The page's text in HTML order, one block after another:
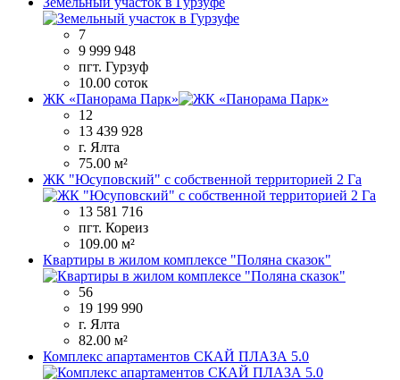
7
9 999 948
пгт. Гурзуф
10.00 соток
ЖК «Панорама Парк»
12
13 439 928
г. Ялта
75.00 м²
ЖК "Юсуповский" с собственной территорией 2 Га
13 581 716
пгт. Кореиз
109.00 м²
Квартиры в жилом комплексе "Поляна сказок"
56
19 199 990
г. Ялта
82.00 м²
Комплекс апартаментов СКАЙ ПЛАЗА 5.0